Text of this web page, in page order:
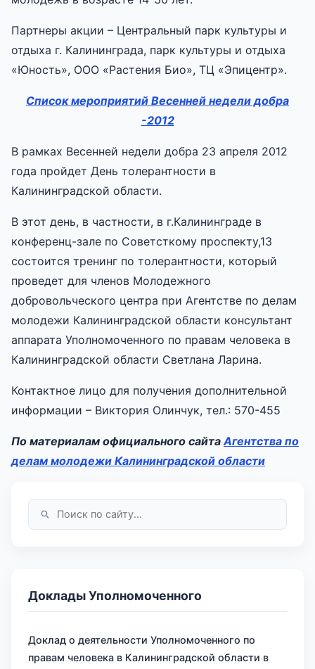
Партнеры акции – Центральный парк культуры и
отдыха г. Калининграда, парк культуры и отдыха
«Юность», ООО «Растения Био», ТЦ «Эпицентр».
Список мероприятий Весенней недели добра
-2012
В рамках Весенней недели добра 23 апреля 2012
года пройдет День толерантности в
Калининградской области.
В этот день, в частности, в г.Калининграде в
конференц-зале по Советсткому проспекту,13
состоится тренинг по толерантности, который
проведет для членов Молодежного
добровольческого центра при Агентстве по делам
молодежи Калининградской области консультант
аппарата Уполномоченного по правам человека в
Калининградской области Светлана Ларина.
Контактное лицо для получения дополнительной
информации – Виктория Олинчук, тел.: 570-455
По материалам официального сайта Агентства по
делам молодежи Калининградской области
Доклады Уполномоченного
Доклад о деятельности Уполномоченного по
правам человека в Калининградской области в